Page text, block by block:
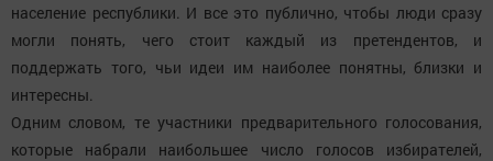
население республики. И все это публично, чтобы люди сразу
могли понять, чего стоит каждый из претендентов, и
поддержать того, чьи идеи им наиболее понятны, близки и
интересны.
Одним словом, те участники предварительного голосования,
которые набрали наибольшее число голосов избирателей,